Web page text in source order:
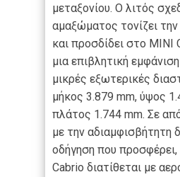
μεταξονίου. Ο λιτός
αμαξώματος τονίζει
και προσδίδει στο MINI
μια επιβλητική
μικρές εξωτερικές
μήκος 3.879 mm, ύψος
πλάτος 1.744 mm. Σε
με την αδιαμφισβήτητη
οδήγηση που
Cabrio διατίθεται με